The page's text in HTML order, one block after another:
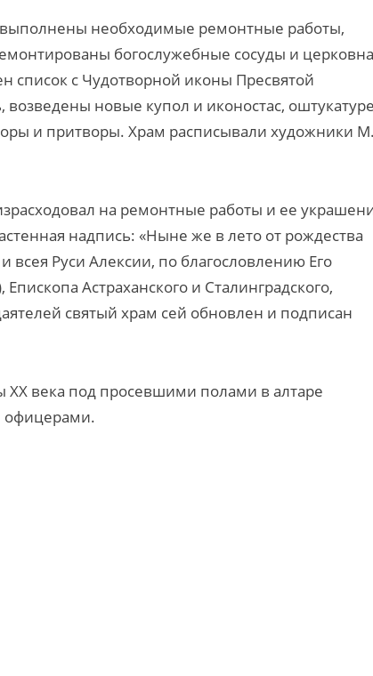
необходимые ремонтные работы,
богослужебные сосуды и
список с Чудотворной иконы Пресвятой
новые купол и иконостас,
и притворы. Храм расписывали художники
на ремонтные работы и ее
надпись: «Ныне же в лето от рождества
Руси Алексии, по благословлению Его
Астраханского и Сталинградского,
святый храм сей обновлен и подписан
ХХ века под просевшими полами в алтаре
офицерами.